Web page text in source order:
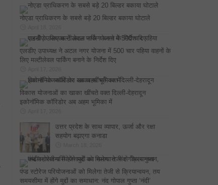
नोएडा प्राधिकरण के सबसे बड़े 20 बिल्डर बकाया घोटाले
एलडीए उपाध्यक्ष ने अटल नगर योजना में 500 चार पहिया वाहनों के
लिए मल्टीलेवल पार्किंग बनाने के निर्देश दिए
विकास योजनाओं का खाका खींचते वक्त दिल्ली-देहरादून
इकोनॉमिक कॉरिडोर अब अहम भूमिका में
उत्तर प्रदेश के साथ व्यापार, ऊर्जा और रक्षा
सहयोग बढ़ाएगा कनाडा
पंप्ड स्टोरेज परियोजनाओं को मिलेगा तेजी से क्रियान्वयन, तय
समयसीमा में होंगे मुद्दों का समाधान: नंद गोपाल गुप्ता ‘नंदी’